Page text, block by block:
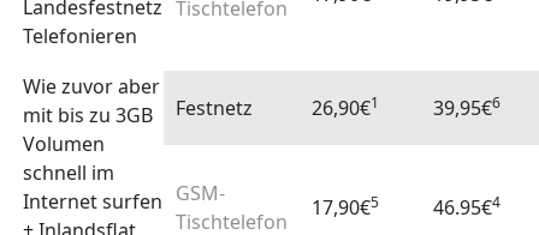
Landesfestnetz
Telefonieren
Tischtelefon
Wie zuvor aber
mit bis zu 3GB
Volumen
schnell im
Internet surfen
Festnetz 26,90€1 39,95€6
GSM-
Tischtelefon
17,90€5 46.95€4